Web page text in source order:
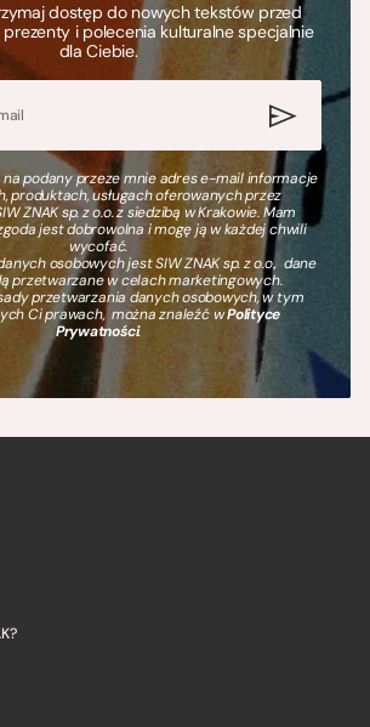
dostęp do nowych tekstów przed
prezenty i polecenia kulturalne specjalnie
dla Ciebie.
podany przeze mnie adres e-mail informacje
produktach, usługach oferowanych przez
ZNAK sp. z o.o. z siedzibą w Krakowie. Mam
jest dobrowolna i mogę ją w każdej chwili
wycofać.
osobowych jest SIW ZNAK sp. z o.o., dane
przetwarzane w celach marketingowych.
przetwarzania danych osobowych, w tym
Ci prawach, można znaleźć wPolityce
Prywatności.